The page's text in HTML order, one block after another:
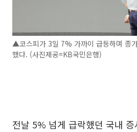
▲코스피가 3일 7% 가까이 급등하며 종
했다. (사진제공=KB국민은행)
전날 5% 넘게 급락했던 국내